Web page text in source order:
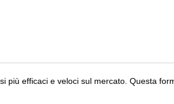
più efficaci e veloci sul mercato. Questa